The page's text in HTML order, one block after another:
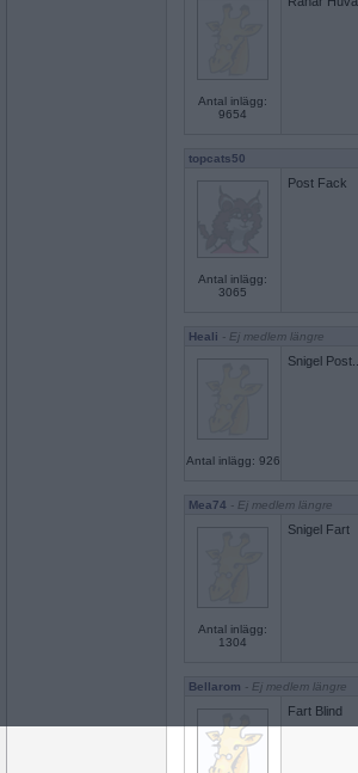
Antal inlägg:
9654
topcats50
Antal inlägg:
3065
Post Fack
Heali - Ej medlem längre
Antal inlägg: 926
Snigel Post...
Mea74 - Ej medlem längre
Antal inlägg:
1304
Snigel Fart
Bellarom - Ej medlem längre
Fart Blind